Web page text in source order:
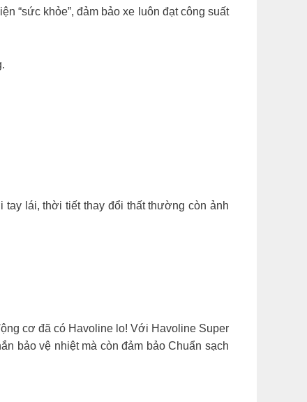
“sức khỏe”, đảm bảo xe luôn đạt công suất
lái, thời tiết thay đổi thất thường còn ảnh
cơ đã có Havoline lo! Với Havoline Super
bảo vệ nhiệt mà còn đảm bảo Chuẩn sạch